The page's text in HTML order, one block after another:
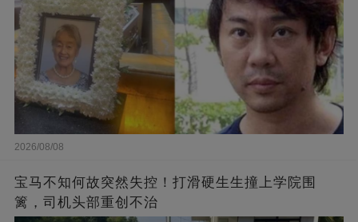
2026/08/08
宝马不知何故突然失控！打滑硬生生撞上学院围
篱，司机头部重创不治